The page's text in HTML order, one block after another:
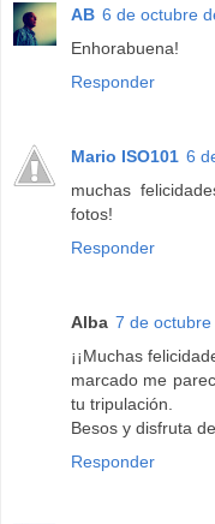
AB 6 de octubre
Enhorabuena!
Responder
Mario ISO101 6
muchas
fotos!
Responder
Alba 7 de
¡¡Muchas
marcado me
tu tripulación.
Besos y disfruta
Responder